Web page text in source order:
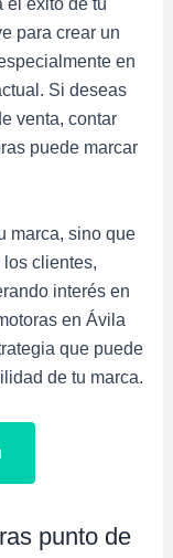
el éxito de tu
para crear un
en
Si deseas
venta, contar
puede marcar
marca, sino que
clientes,
interés en
en Ávila
que puede
de tu marca.
punto de